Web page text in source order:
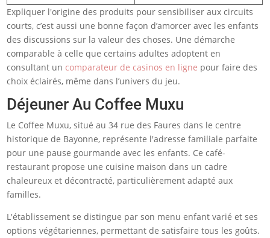
Expliquer l'origine des produits pour sensibiliser aux circuits
courts, c’est aussi une bonne façon d’amorcer avec les enfants
des discussions sur la valeur des choses. Une démarche
comparable à celle que certains adultes adoptent en
consultant un comparateur de casinos en ligne pour faire des
choix éclairés, même dans l’univers du jeu.
Déjeuner Au Coffee Muxu
Le Coffee Muxu, situé au 34 rue des Faures dans le centre
historique de Bayonne, représente l'adresse familiale parfaite
pour une pause gourmande avec les enfants. Ce café-
restaurant propose une cuisine maison dans un cadre
chaleureux et décontracté, particulièrement adapté aux
familles.
L'établissement se distingue par son menu enfant varié et ses
options végétariennes, permettant de satisfaire tous les goûts.